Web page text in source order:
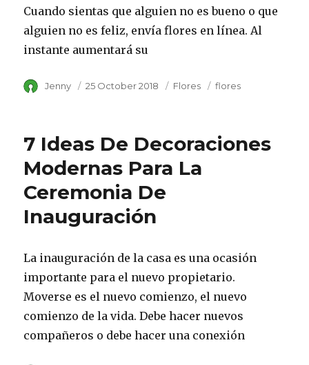
Cuando sientas que alguien no es bueno o que
alguien no es feliz, envía flores en línea. Al
instante aumentará su
Author
Jenny
Posted
25 October 2018 Category
Flores Tags
flores
7 Ideas De Decoraciones
Modernas Para La
Ceremonia De
Inauguración
La inauguración de la casa es una ocasión
importante para el nuevo propietario.
Moverse es el nuevo comienzo, el nuevo
comienzo de la vida. Debe hacer nuevos
compañeros o debe hacer una conexión